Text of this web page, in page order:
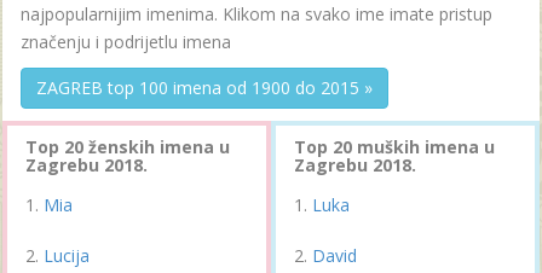
najpopularnijim imenima. Klikom na svako ime imate pristup
značenju i podrijetlu imena
ZAGREB top 100 imena od 1900 do 2015 »
Top 20 ženskih imena u
Zagrebu 2018.
Mia
Lucija
Top 20 muških imena u
Zagrebu 2018.
Luka
David